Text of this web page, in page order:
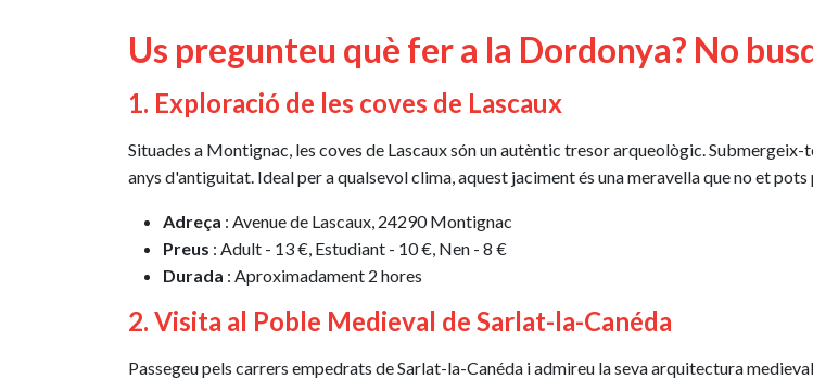
Us pregunteu què fer a la Dordonya? No
1. Exploració de les coves de Lascaux
Situades a Montignac, les coves de Lascaux són un autèntic tresor arqueològic.
anys d'antiguitat. Ideal per a qualsevol clima, aquest jaciment és una meravella que no et pots
Adreça : Avenue de Lascaux, 24290 Montignac
Preus : Adult - 13 €, Estudiant - 10 €, Nen - 8 €
Durada : Aproximadament 2 hores
2. Visita al Poble Medieval de Sarlat-la-Canéda
Passegeu pels carrers empedrats de Sarlat-la-Canéda i admireu la seva arquitectura